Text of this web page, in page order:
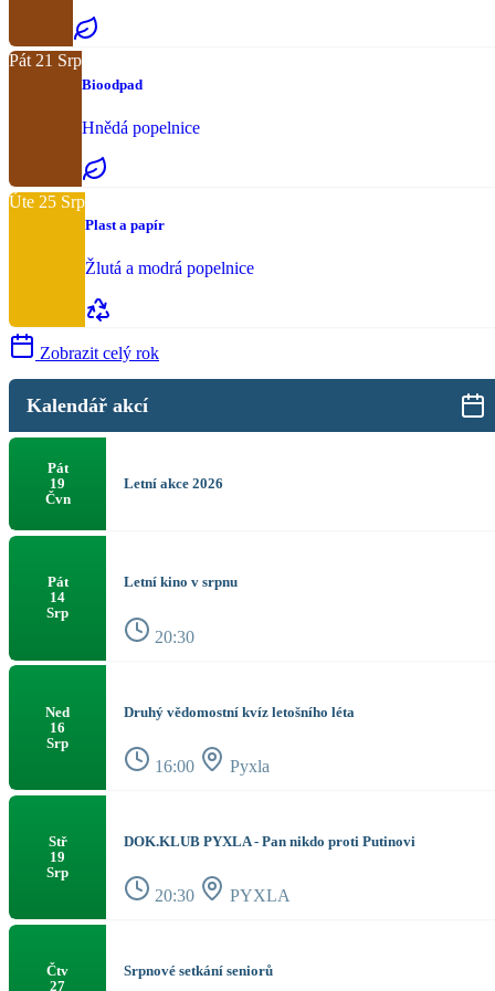
Pát 21 Srp
Bioodpad
Hnědá popelnice
Úte 25 Srp
Plast a papír
Žlutá a modrá popelnice
Zobrazit celý rok
Kalendář akcí
Pát
19
Čvn
Letní akce 2026
Pát
14
Srp
Letní kino v srpnu
20:30
Ned
16
Srp
Druhý vědomostní kvíz letošního léta
16:00 Pyxla
Stř
19
Srp
DOK.KLUB PYXLA - Pan nikdo proti Putinovi
20:30 PYXLA
Čtv
27
Srpnové setkání seniorů